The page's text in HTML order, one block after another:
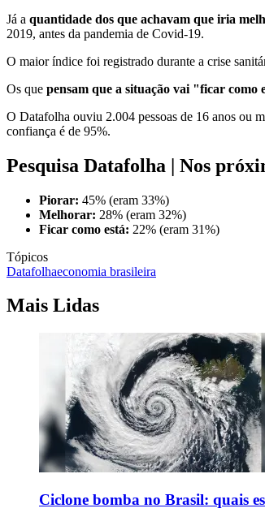
Já a quantidade dos que achavam que iria
2019, antes da pandemia de Covid-19.
O maior índice foi registrado durante a crise
Os que pensam que a situação vai "ficar como
O Datafolha ouviu 2.004 pessoas de 16 anos ou
confiança é de 95%.
Pesquisa Datafolha | Nos
Piorar: 45% (eram 33%)
Melhorar: 28% (eram 32%)
Ficar como está: 22% (eram 31%)
Tópicos
Datafolhaeconomia brasileira
Mais Lidas
Ciclone bomba no Brasil: quais